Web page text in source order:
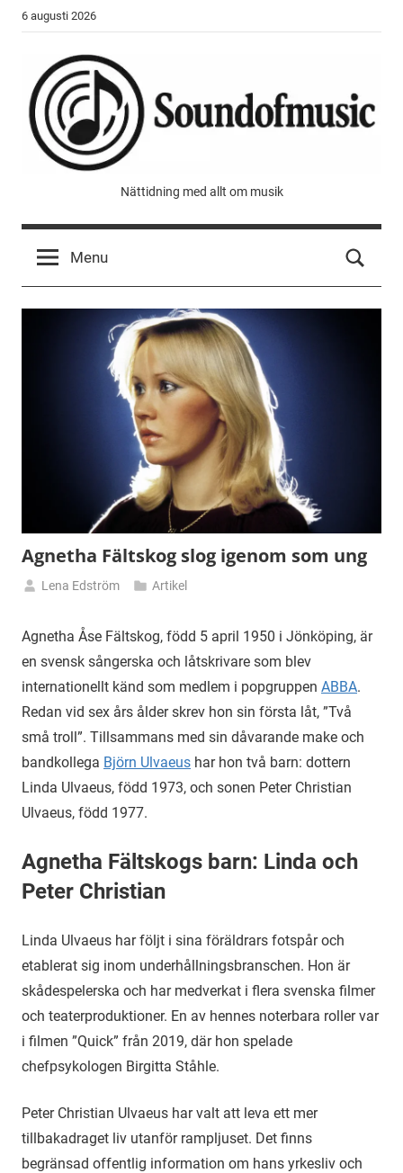
Skip6 augusti 2026
Sound
of
music
Nättidning med allt om musik
Menu
Agnetha Fältskog slog igenom som ung
januari
Lena Edström Artikel
Agnetha Åse Fältskog, född 5 april 1950 i Jönköping, är
en svensk sångerska och låtskrivare som blev
internationellt känd som medlem i popgruppen ABBA.
Redan vid sex års ålder skrev hon sin första låt, ”Två
små troll”. Tillsammans med sin dåvarande make och
bandkollega Björn Ulvaeus har hon två barn: dottern
Linda Ulvaeus, född 1973, och sonen Peter Christian
Ulvaeus, född 1977.
Agnetha Fältskogs barn: Linda och
Peter Christian
Linda Ulvaeus har följt i sina föräldrars fotspår och
etablerat sig inom underhållningsbranschen. Hon är
skådespelerska och har medverkat i flera svenska filmer
och teaterproduktioner. En av hennes noterbara roller var
i filmen ”Quick” från 2019, där hon spelade
chefpsykologen Birgitta Ståhle.
Peter Christian Ulvaeus har valt att leva ett mer
tillbakadraget liv utanför rampljuset. Det finns
begränsad offentlig information om hans yrkesliv och